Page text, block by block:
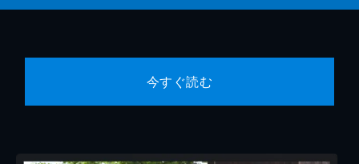
今すぐ読む